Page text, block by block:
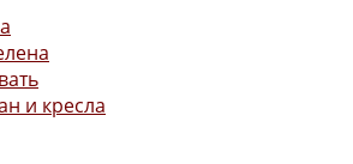
и кресла